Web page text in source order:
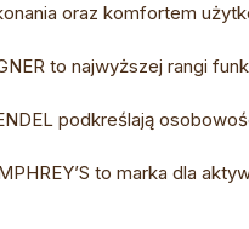
oraz komfortem
to najwyższej rangi
podkreślają
to marka dla